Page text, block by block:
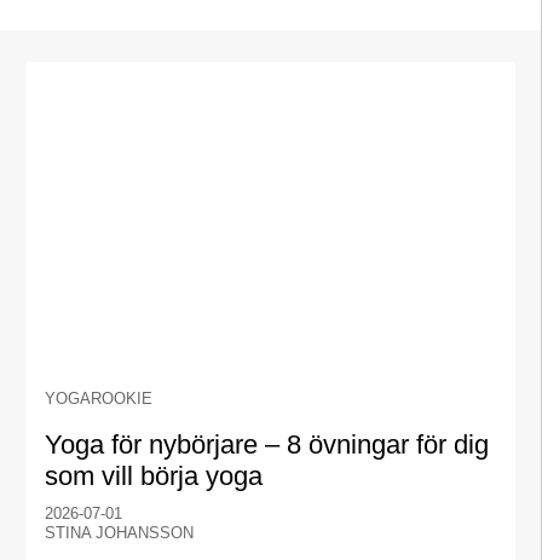
YOGAROOKIE
Yoga för nybörjare – 8 övningar för dig
som vill börja yoga
2026-07-01
STINA JOHANSSON